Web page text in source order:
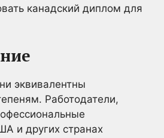
канадский диплом для
эквивалентны
Работодатели,
и других странах